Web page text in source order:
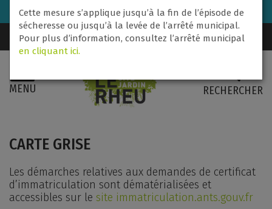
habitants si un appel à la solidarité est lancé.
Nous contacter 02 99 60 71 31
MENU RECHERCHER
CARTE GRISE
Les démarches relatives aux demandes de certificat
d’immatriculation sont dématérialisées et
accessibles sur le site immatriculation.ants.gouv.fr
Cette mesure s’applique jusqu’à la fin de l’épisode de
sécheresse ou jusqu’à la levée de l’arrêté municipal.
Pour plus d’information, consultez l’arrêté municipal
en cliquant ici.